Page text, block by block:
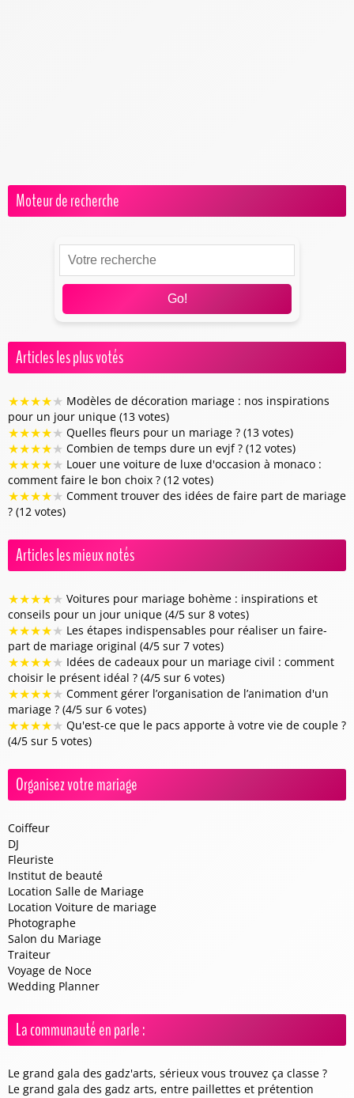
Moteur de recherche
Go!
Articles les plus votés
★★★★★ Modèles de décoration mariage : nos inspirations
pour un jour unique (13 votes)
★★★★★ Quelles fleurs pour un mariage ? (13 votes)
★★★★★ Combien de temps dure un evjf ? (12 votes)
★★★★★ Louer une voiture de luxe d'occasion à monaco :
comment faire le bon choix ? (12 votes)
★★★★★ Comment trouver des idées de faire part de mariage
? (12 votes)
Articles les mieux notés
★★★★★ Voitures pour mariage bohème : inspirations et
conseils pour un jour unique (4/5 sur 8 votes)
★★★★★ Les étapes indispensables pour réaliser un faire-
part de mariage original (4/5 sur 7 votes)
★★★★★ Idées de cadeaux pour un mariage civil : comment
choisir le présent idéal ? (4/5 sur 6 votes)
★★★★★ Comment gérer l’organisation de l’animation d'un
mariage ? (4/5 sur 6 votes)
★★★★★ Qu'est-ce que le pacs apporte à votre vie de couple ?
(4/5 sur 5 votes)
Organisez votre mariage
Coiffeur
DJ
Fleuriste
Institut de beauté
Location Salle de Mariage
Location Voiture de mariage
Photographe
Salon du Mariage
Traiteur
Voyage de Noce
Wedding Planner
La communauté en parle :
Le grand gala des gadz'arts, sérieux vous trouvez ça classe ?
Le grand gala des gadz arts, entre paillettes et prétention